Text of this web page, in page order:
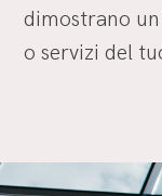
dimostrano
o servizi del